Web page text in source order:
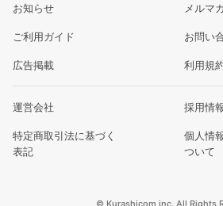
お知らせ メルマ
ご利用ガイド お問い
広告掲載 利用規
運営会社 採用情
特定商取引法に基づく
表記
個人情
ついて
© Kurashicom inc. All Rights